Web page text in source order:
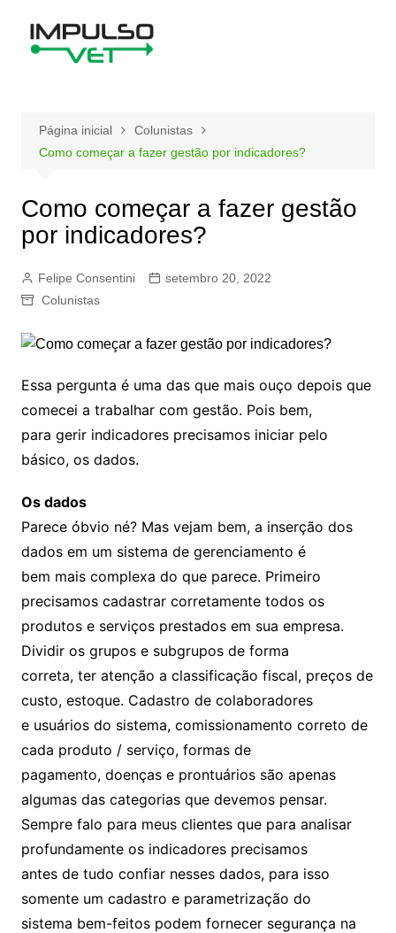
Página inicial
Colunistas
Como começar a fazer gestão por indicadores?
Como começar a fazer gestão
por indicadores?
Felipe Consentini
setembro 20, 2022
Colunistas
Essa pergunta é uma das que mais ouço depois que
comecei a trabalhar com gestão. Pois bem,
para gerir indicadores precisamos iniciar pelo
básico, os dados.
Os dados
Parece óbvio né? Mas vejam bem, a inserção dos
dados em um sistema de gerenciamento é
bem mais complexa do que parece. Primeiro
precisamos cadastrar corretamente todos os
produtos e serviços prestados em sua empresa.
Dividir os grupos e subgrupos de forma
correta, ter atenção a classificação fiscal, preços de
custo, estoque. Cadastro de colaboradores
e usuários do sistema, comissionamento correto de
cada produto / serviço, formas de
pagamento, doenças e prontuários são apenas
algumas das categorias que devemos pensar.
Sempre falo para meus clientes que para analisar
profundamente os indicadores precisamos
antes de tudo confiar nesses dados, para isso
somente um cadastro e parametrização do
sistema bem-feitos podem fornecer segurança na